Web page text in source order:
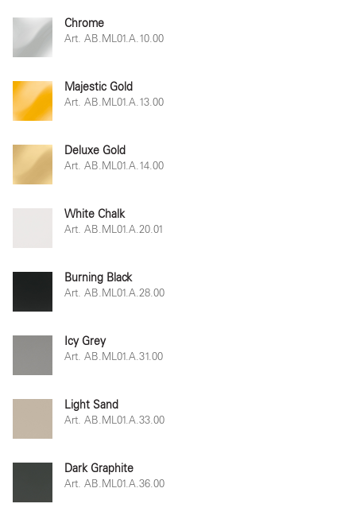
Chrome
Art. AB.ML01.A.10.00
Majestic Gold
Art. AB.ML01.A.13.00
Deluxe Gold
Art. AB.ML01.A.14.00
White Chalk
Art. AB.ML01.A.20.01
Burning Black
Art. AB.ML01.A.28.00
Icy Grey
Art. AB.ML01.A.31.00
Light Sand
Art. AB.ML01.A.33.00
Dark Graphite
Art. AB.ML01.A.36.00